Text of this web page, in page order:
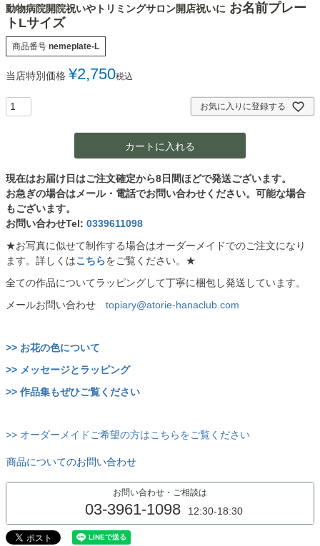
動物病院開院祝いやトリミングサロン開店祝いに お名前プレー
トLサイズ
商品番号 nemeplate-L
当店特別価格 ¥2,750税込
お気に入りに登録する
カートに入れる
現在はお届け日はご注文確定から8日間ほどで発送ございます。
お急ぎの場合はメール・電話でお問い合わせください。可能な場合
もございます。
お問い合わせTel: 0339611098
★お写真に似せて制作する場合はオーダーメイドでのご注文になり
ます。詳しくはこちらをご覧ください。★
全ての作品についてラッピングして丁寧に梱包し発送しています。
メールお問い合わせ topiary@atorie-hanaclub.com
>> お花の色について
>> メッセージとラッピング
>> 作品集もぜひご覧ください
>> オーダーメイドご希望の方はこちらをご覧ください
商品についてのお問い合わせ
お問い合わせ・ご相談は
03-3961-1098 12:30-18:30